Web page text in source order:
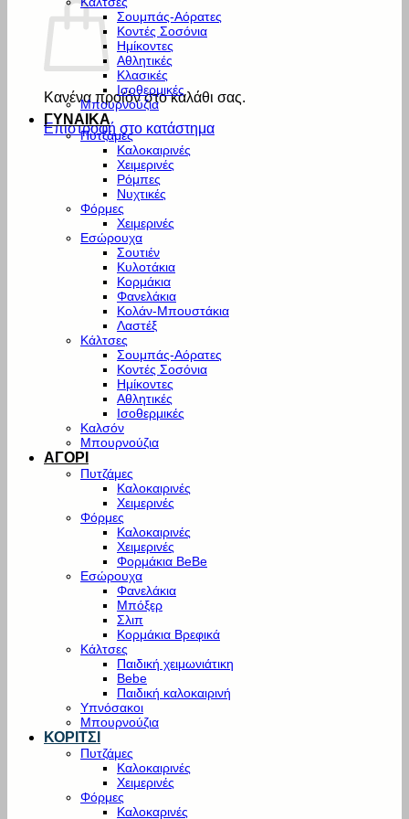
Κανένα προϊόν στο καλάθι σας.
Επιστροφή στο κατάστημα
Σουμπάς-Αόρατες
Κοντές Σοσόνια
Ημίκοντες
Αθλητικές
Κλασικές
Ισοθερμικές
Μπουρνούζια
ΓΥΝΑΙΚΑ
Πυτζάμες
Καλοκαιρινές
Χειμερινές
Ρόμπες
Νυχτικές
Φόρμες
Χειμερινές
Εσώρουχα
Σουτιέν
Κυλοτάκια
Κορμάκια
Φανελάκια
Κολάν-Μπουστάκια
Λαστέξ
Κάλτσες
Σουμπάς-Αόρατες
Κοντές Σοσόνια
Ημίκοντες
Αθλητικές
Ισοθερμικές
Καλσόν
Μπουρνούζια
ΑΓΟΡΙ
Πυτζάμες
Καλοκαιρινές
Χειμερινές
Φόρμες
Καλοκαιρινές
Χειμερινές
Φορμάκια BeBe
Εσώρουχα
Φανελάκια
Μπόξερ
Σλιπ
Κορμάκια Βρεφικά
Κάλτσες
Παιδική χειμωνιάτικη
Bebe
Παιδική καλοκαιρινή
Υπνόσακοι
Μπουρνούζια
ΚΟΡΙΤΣΙ
Πυτζάμες
Καλοκαιρινές
Χειμερινές
Φόρμες
Καλοκαρινές